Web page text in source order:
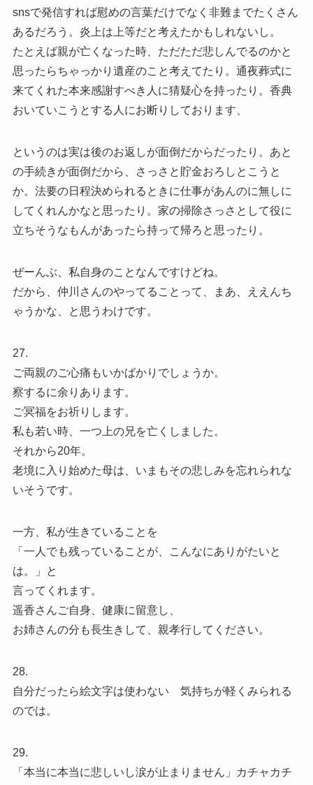
snsで発信すれば慰めの言葉だけでなく非難までたくさん
あるだろう。炎上は上等だと考えたかもしれないし。
たとえば親が亡くなった時、ただただ悲しんでるのかと
思ったらちゃっかり遺産のこと考えてたり。通夜葬式に
来てくれた本来感謝すべき人に猜疑心を持ったり。香典
おいていこうとする人にお断りしております、
というのは実は後のお返しが面倒だからだったり。あと
の手続きが面倒だから、さっさと貯金おろしとこうと
か。法要の日程決められるときに仕事があんのに無しに
してくれんかなと思ったり。家の掃除さっさとして役に
立ちそうなもんがあったら持って帰ろと思ったり。
ぜーんぶ、私自身のことなんですけどね。
だから、仲川さんのやってることって、まあ、ええんち
ゃうかな、と思うわけです。
27.
ご両親のご心痛もいかばかりでしょうか。
察するに余りあります。
ご冥福をお祈りします。
私も若い時、一つ上の兄を亡くしました。
それから20年。
老境に入り始めた母は、いまもその悲しみを忘れられな
いそうです。
一方、私が生きていることを
「一人でも残っていることが、こんなにありがたいと
は。」と
言ってくれます。
遥香さんご自身、健康に留意し、
お姉さんの分も長生きして、親孝行してください。
28.
自分だったら絵文字は使わない 気持ちが軽くみられる
のでは。
29.
「本当に本当に悲しいし涙が止まりません」カチャカチ